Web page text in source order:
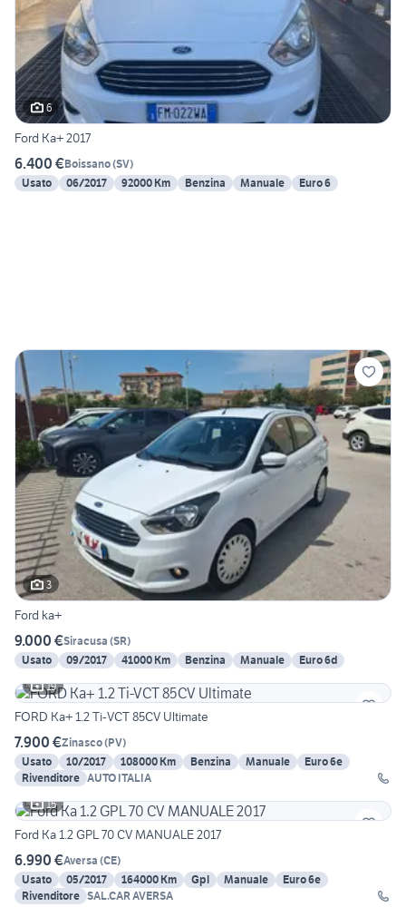
6
Ford Ka+ 2017
6.400 €Boissano(SV)
Usato
06/2017 92000 Km Benzina Manuale Euro 6
3
Ford ka+
9.000 €Siracusa (SR)
Usato
09/2017 41000 Km Benzina Manuale
Euro 6d
19
FORD Ka+ 1.2 Ti-VCT 85CV Ultimate
7.900 €Zinasco(PV)
Usato
10/2017 108000 Km Benzina Manuale
Euro 6e
Rivenditore AUTO ITALIA
15
Ford Ka 1.2 GPL 70 CV MANUALE 2017
6.990 €Aversa (CE)
Usato
05/2017 164000 Km Gpl Manuale
Euro 6e
Rivenditore SAL.CAR AVERSA